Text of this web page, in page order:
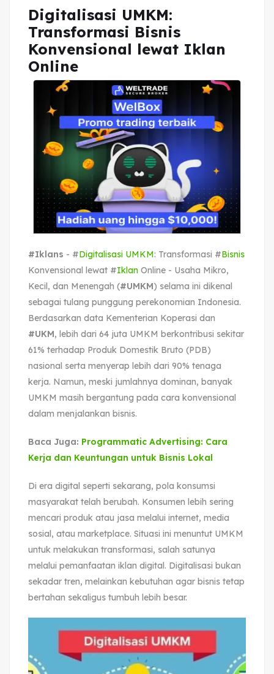
Digitalisasi UMKM:
Transformasi Bisnis
Konvensional lewat Iklan
Online
#Iklans - #Digitalisasi UMKM: Transformasi #Bisnis
Konvensional lewat #Iklan Online - Usaha Mikro,
Kecil, dan Menengah (#UMKM) selama ini dikenal
sebagai tulang punggung perekonomian Indonesia.
Berdasarkan data Kementerian Koperasi dan
#UKM, lebih dari 64 juta UMKM berkontribusi sekitar
61% terhadap Produk Domestik Bruto (PDB)
nasional serta menyerap lebih dari 90% tenaga
kerja. Namun, meski jumlahnya dominan, banyak
UMKM masih bergantung pada cara konvensional
dalam menjalankan bisnis.
Baca Juga: Programmatic Advertising: Cara
Kerja dan Keuntungan untuk Bisnis Lokal
Di era digital seperti sekarang, pola konsumsi
masyarakat telah berubah. Konsumen lebih sering
mencari produk atau jasa melalui internet, media
sosial, atau marketplace. Situasi ini menuntut UMKM
untuk melakukan transformasi, salah satunya
melalui pemanfaatan iklan digital. Digitalisasi bukan
sekadar tren, melainkan kebutuhan agar bisnis tetap
bertahan sekaligus tumbuh lebih besar.